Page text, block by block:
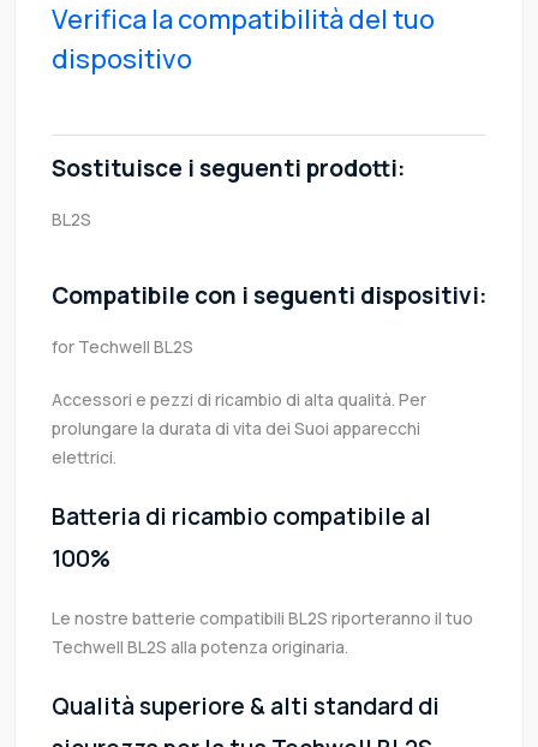
Verifica la compatibilità del tuo
dispositivo
Sostituisce i seguenti prodotti:
BL2S
Compatibile con i seguenti dispositivi:
for Techwell BL2S
Accessori e pezzi di ricambio di alta qualità. Per
prolungare la durata di vita dei Suoi apparecchi
elettrici.
Batteria di ricambio compatibile al
100%
Le nostre batterie compatibili BL2S riporteranno il tuo
Techwell BL2S alla potenza originaria.
Qualità superiore & alti standard di